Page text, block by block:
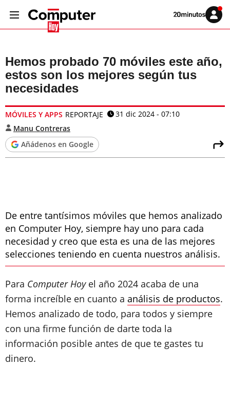
Volver
Iniciar
sesión
Hemos probado 70 móviles este año,
estos son los mejores según tus
necesidades
MÓVILES Y APPS REPORTAJE
31 dic 2024 - 07:10
Manu Contreras
Añádenos en Google
De entre tantísimos móviles que hemos analizado
en Computer Hoy, siempre hay uno para cada
necesidad y creo que esta es una de las mejores
selecciones teniendo en cuenta nuestros análisis.
Para Computer Hoyel año 2024 acaba de una
forma increíble en cuanto a análisis de productos.
Hemos analizado de todo, para todos y siempre
con una firme función de darte toda la
información posible antes de que te gastes tu
dinero.